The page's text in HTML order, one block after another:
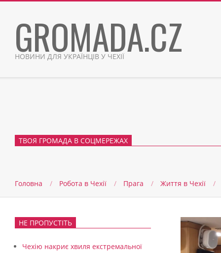
contentGROMADA.CZ
НОВИНИ ДЛЯ УКРАЇНЦІВ У ЧЕХІЇ
ТВОЯ ГРОМАДА В СОЦМЕРЕЖАХ
Головна Робота в Чехії Прага Життя в Чеxії
НЕ ПРОПУСТІТЬ
Чехію накриє хвиля екстремальної